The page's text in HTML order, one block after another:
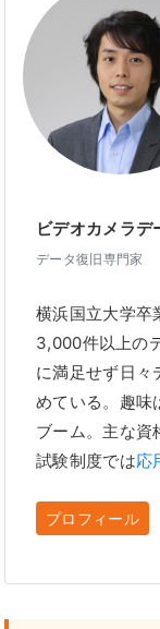
ビデオカメラ
データ復旧専門家
横浜国立大学卒
3,000件以上の
に満足せず日々
めている。趣味
ブーム。主な資
試験制度では応
プロフィール